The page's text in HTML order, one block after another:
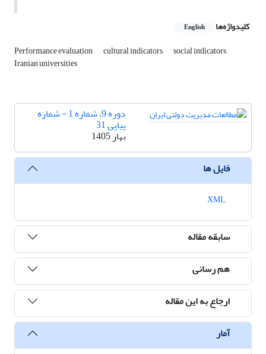
کلیدواژه‌ها English
Performance evaluation cultural indicators social indicators
Iranian universities
دوره 9، شماره 1 - شماره
پیاپی 31
بهار 1405
فایل ها
سابقه مقاله
هم رسانی
ارجاع به این مقاله
آمار